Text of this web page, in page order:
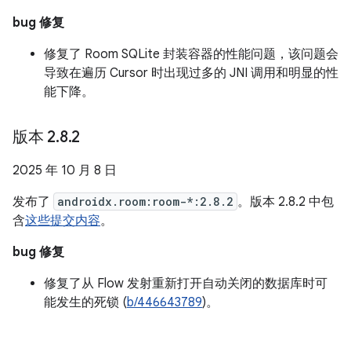
bug 修复
修复了 Room SQLite 封装容器的性能问题，该问题会
导致在遍历 Cursor 时出现过多的 JNI 调用和明显的性
能下降。
版本 2.8.2
2025 年 10 月 8 日
发布了
androidx.room:room-*:2.8.2 。版本 2.8.2 中包
含这些提交内容。
bug 修复
修复了从 Flow 发射重新打开自动关闭的数据库时可
能发生的死锁 (b/446643789)。